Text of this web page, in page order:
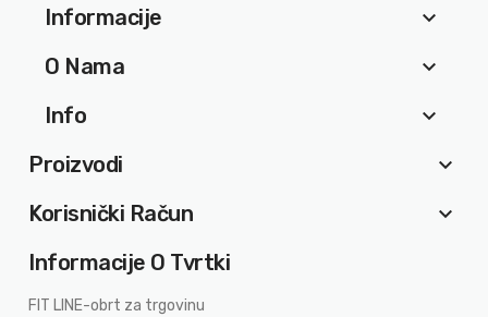
Informacije
keyboard_arrow_down
O Nama
keyboard_arrow_down
Info
keyboard_arrow_down
Proizvodi
keyboard_arrow_down
Korisnički Račun
keyboard_arrow_down
Informacije O Tvrtki
FIT LINE-obrt za trgovinu